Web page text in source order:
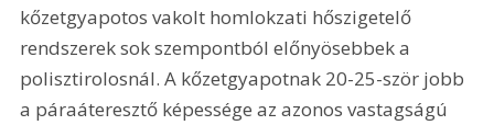
kőzetgyapotos vakolt homlokzati hőszigetelő
rendszerek sok szempontból előnyösebbek a
polisztirolosnál. A kőzetgyapotnak 20-25-ször jobb
a páraáteresztő képessége az azonos vastagságú